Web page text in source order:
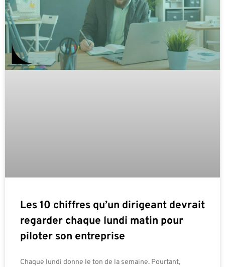
Les 10 chiffres qu’un dirigeant devrait
regarder chaque lundi matin pour
piloter son entreprise
Chaque lundi donne le ton de la semaine. Pourtant,